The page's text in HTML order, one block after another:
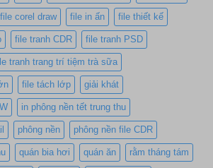
file corel draw file in ấn file thiết kế
file tranh CDR file tranh PSD
tranh trang trí tiệm trà sữa
file tách lớp giải khát
in phông nền tết trung thu
phông nền phông nền file CDR
quán bia hơi quán ăn rằm tháng tám